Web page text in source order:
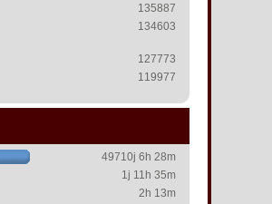
135887
134603
127773
119977
49710j 6h 28m
1j 11h 35m
2h 13m